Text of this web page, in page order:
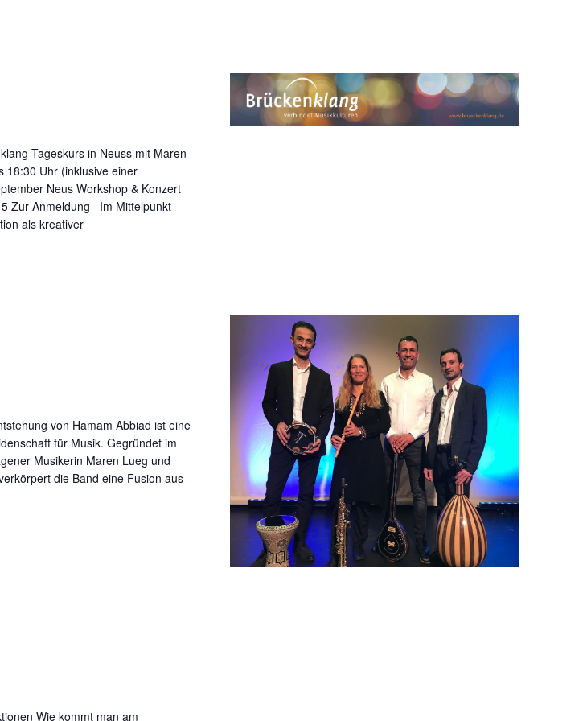
Tageskurs in Neuss mit Maren
18:30 Uhr (inklusive einer
Neus Workshop & Konzert
Zur Anmeldung Im Mittelpunkt
als kreativer
von Hamam Abbiad ist eine
für Musik. Gegründet im
Musikerin Maren Lueg und
die Band eine Fusion aus
Wie kommt man am